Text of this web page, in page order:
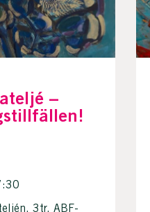
–
3tr, ABF-